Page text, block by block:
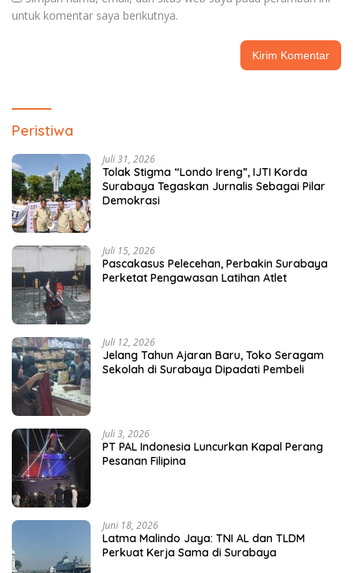
untuk komentar saya berikutnya.
Peristiwa
Juli 31, 2026
Tolak Stigma “Londo Ireng”, IJTI Korda
Surabaya Tegaskan Jurnalis Sebagai Pilar
Demokrasi
Juli 15, 2026
Pascakasus Pelecehan, Perbakin Surabaya
Perketat Pengawasan Latihan Atlet
Juli 12, 2026
Jelang Tahun Ajaran Baru, Toko Seragam
Sekolah di Surabaya Dipadati Pembeli
Juli 3, 2026
PT PAL Indonesia Luncurkan Kapal Perang
Pesanan Filipina
Juni 18, 2026
Latma Malindo Jaya: TNI AL dan TLDM
Perkuat Kerja Sama di Surabaya